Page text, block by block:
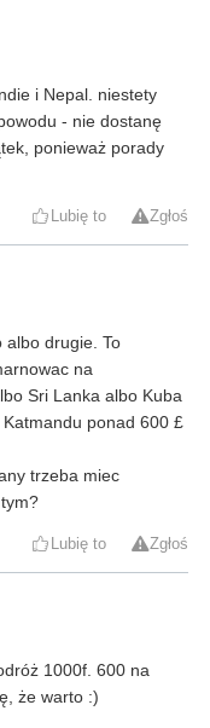
i Nepal. niestety
- nie dostanę
ponieważ porady
Lubię to Zgłoś
albo drugie. To
na
Sri Lanka albo Kuba
ponad 600 £
trzeba miec
Lubię to Zgłoś
1000f. 600 na
że warto :)